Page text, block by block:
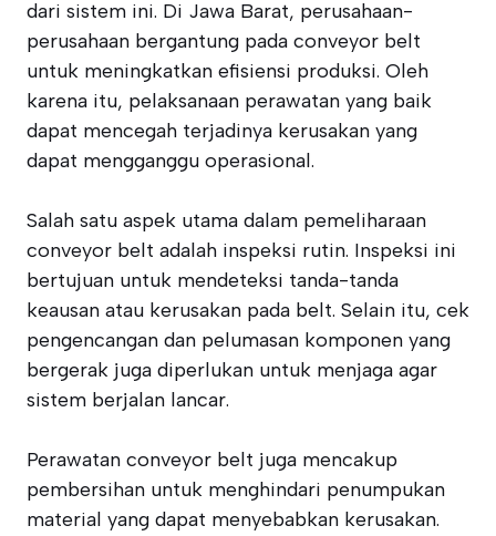
dari sistem ini. Di Jawa Barat, perusahaan-
perusahaan bergantung pada conveyor belt
untuk meningkatkan efisiensi produksi. Oleh
karena itu, pelaksanaan perawatan yang baik
dapat mencegah terjadinya kerusakan yang
dapat mengganggu operasional.
Salah satu aspek utama dalam pemeliharaan
conveyor belt adalah inspeksi rutin. Inspeksi ini
bertujuan untuk mendeteksi tanda-tanda
keausan atau kerusakan pada belt. Selain itu, cek
pengencangan dan pelumasan komponen yang
bergerak juga diperlukan untuk menjaga agar
sistem berjalan lancar.
Perawatan conveyor belt juga mencakup
pembersihan untuk menghindari penumpukan
material yang dapat menyebabkan kerusakan.